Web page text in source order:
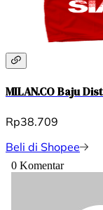
MILAN.CO Baju
Rp38.709
Beli di Shopee